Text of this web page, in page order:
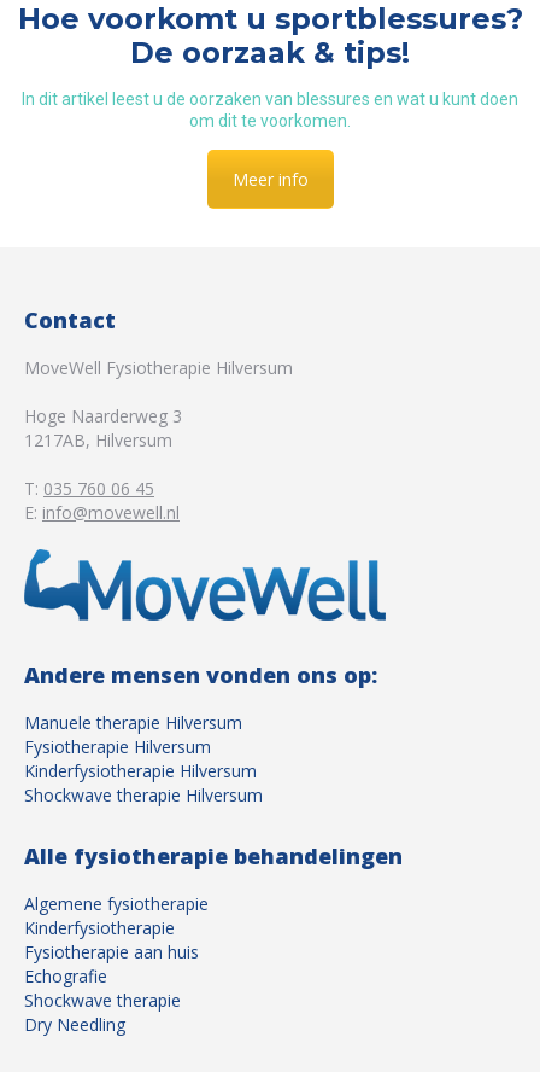
Hoe voorkomt u sportblessures?
De oorzaak & tips!
In dit artikel leest u de oorzaken van blessures en wat u kunt doen
om dit te voorkomen.
Meer info
Contact
MoveWell Fysiotherapie Hilversum
Hoge Naarderweg 3
1217AB, Hilversum
T: 035 760 06 45
E: info@movewell.nl
Andere mensen vonden ons op:
Manuele therapie Hilversum
Fysiotherapie Hilversum
Kinderfysiotherapie Hilversum
Shockwave therapie Hilversum
Alle fysiotherapie behandelingen
Algemene fysiotherapie
Kinderfysiotherapie
Fysiotherapie aan huis
Echografie
Shockwave therapie
Dry Needling